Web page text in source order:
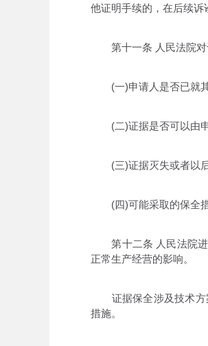
他证明手续的，在后续诉
第十一条 人民法院对
(一)申请人是否已就其
(二)证据是否可以由申
(三)证据灭失或者以后
(四)可能采取的保全措
第十二条 人民法院进
正常生产经营的影响。
证据保全涉及技术方
措施。